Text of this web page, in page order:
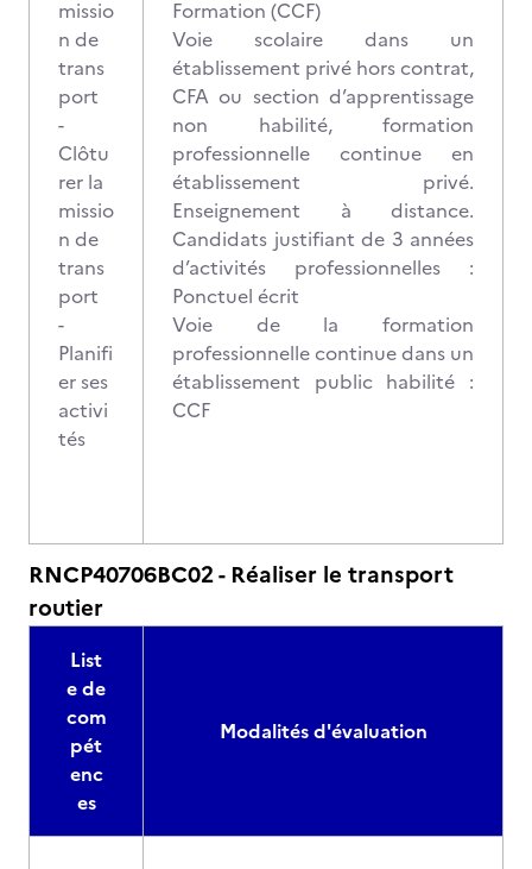
missio
n de
trans
port
-
Clôtu
rer la
missio
n de
trans
port
-
Planifi
er ses
activi
tés
Formation (CCF)
Voie scolaire dans un
établissement privé hors contrat,
CFA ou section d’apprentissage
non habilité, formation
professionnelle continue en
établissement privé.
Enseignement à distance.
Candidats justifiant de 3 années
d’activités professionnelles :
Ponctuel écrit
Voie de la formation
professionnelle continue dans un
établissement public habilité :
CCF
RNCP40706BC02 - Réaliser le transport
routier
List
e de
com
pét
enc
es
Modalités d'évaluation